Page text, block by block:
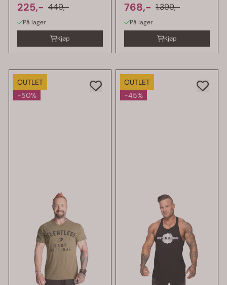
225,- 449,-
På lager
Kjøp
skjorte
768,- 1.399,-
På lager
Kjøp
OUTLET
-50%
OUTLET
-45%